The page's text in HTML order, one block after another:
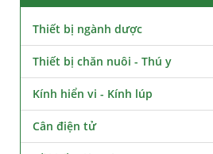
Thiết bị ngành dược
Thiết bị chăn nuôi - Thú y
Kính hiển vi - Kính lúp
Cân điện tử